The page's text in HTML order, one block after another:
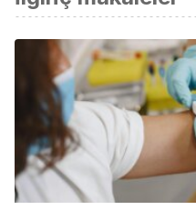
Cabezas Zabala, C. C.,
Vargas Zárate, M. (2016)
alimentos: efectos en la
Revisión de la literatura.
Medicina. https://doi.org/
NCBI. (Consulta 2018)
.
HYPERTENSION. Online
[https://